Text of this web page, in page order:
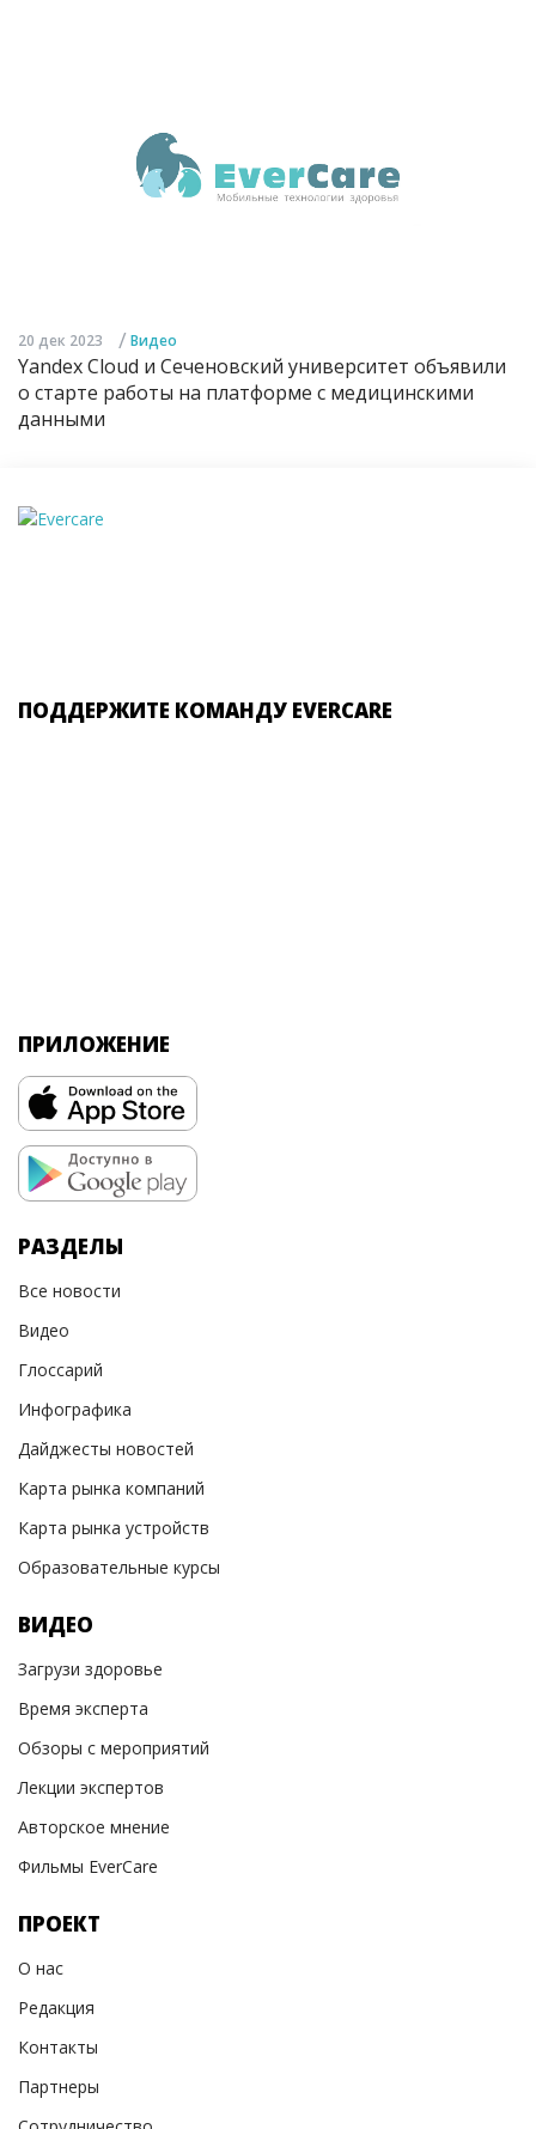
20 дек 2023 / Видео
Yandex Cloud и Сеченовский университет объявили
о старте работы на платформе с медицинскими
данными
ПОДДЕРЖИТЕ КОМАНДУ EVERCARE
ПРИЛОЖЕНИЕ
РАЗДЕЛЫ
Все новости
Видео
Глоссарий
Инфографика
Дайджесты новостей
Карта рынка компаний
Карта рынка устройств
Образовательные курсы
ВИДЕО
Загрузи здоровье
Время эксперта
Обзоры с мероприятий
Лекции экспертов
Авторское мнение
Фильмы EverCare
ПРОЕКТ
О нас
Редакция
Контакты
Партнеры